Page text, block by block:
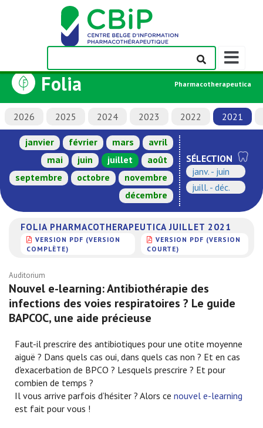
Afficher/
la
de
navigation
Folia Pharmacotherapeutica
2026 2025 2024 2023 2022 2021
janvier février mars
avril
mai
juin juillet
août
septembre
octobre
novembre
décembre
SÉLECTION
janv. - juin
juill. - déc.
FOLIA PHARMACOTHERAPEUTICA JUILLET 2021
VERSION PDF (VERSION
COMPLÈTE)
VERSION PDF (VERSION
COURTE)
Auditorium
Nouvel e-learning: Antibiothérapie des
infections des voies respiratoires ? Le guide
BAPCOC, une aide précieuse
Faut-il prescrire des antibiotiques pour une otite moyenne
aiguë ? Dans quels cas oui, dans quels cas non ? Et en cas
d'exacerbation de BPCO ? Lesquels prescrire ? Et pour
combien de temps ?
Il vous arrive parfois d’hésiter ? Alors ce nouvel e-learning
est fait pour vous !